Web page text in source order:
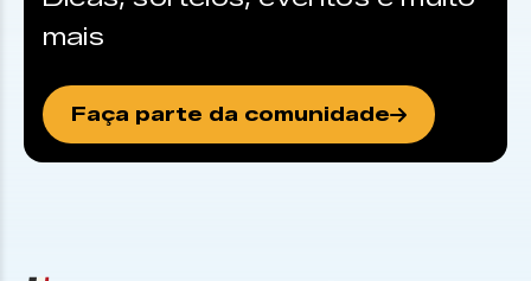
mais
Faça parte da comunidade